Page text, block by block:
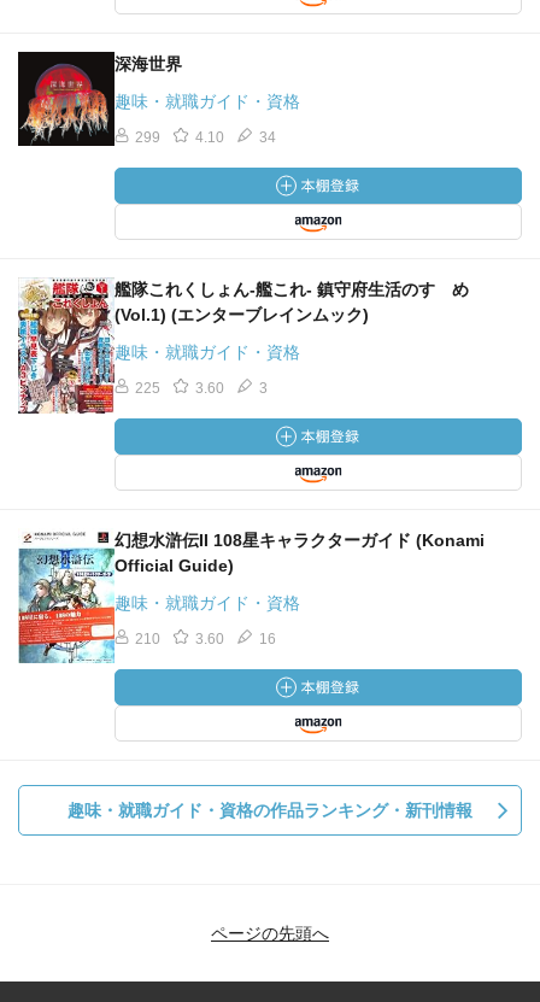
深海世界
趣味・就職ガイド・資格
299 4.10 34
艦隊これくしょん-艦これ- 鎮守府生活のすゝめ
(Vol.1) (エンターブレインムック)
趣味・就職ガイド・資格
225 3.60 3
幻想水滸伝II 108星キャラクターガイド (Konami
Official Guide)
趣味・就職ガイド・資格
210 3.60 16
趣味・就職ガイド・資格の作品ランキング・新刊情報
ページの先頭へ